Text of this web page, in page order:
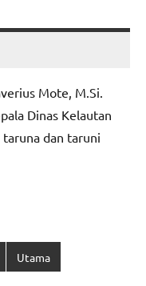
Mote, M.Si.
Dinas Kelautan
dan taruni
Utama